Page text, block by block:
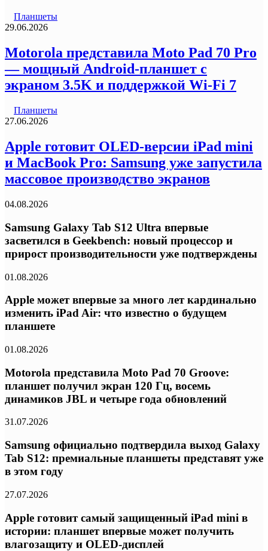
Планшеты
29.06.2026
Motorola представила Moto Pad 70 Pro
— мощный Android-планшет с
экраном 3.5K и поддержкой Wi-Fi 7
Планшеты
27.06.2026
Apple готовит OLED-версии iPad mini
и MacBook Pro: Samsung уже запустила
массовое производство экранов
04.08.2026
Samsung Galaxy Tab S12 Ultra впервые
засветился в Geekbench: новый процессор и
прирост производительности уже подтверждены
01.08.2026
Apple может впервые за много лет кардинально
изменить iPad Air: что известно о будущем
планшете
01.08.2026
Motorola представила Moto Pad 70 Groove:
планшет получил экран 120 Гц, восемь
динамиков JBL и четыре года обновлений
31.07.2026
Samsung официально подтвердила выход Galaxy
Tab S12: премиальные планшеты представят уже
в этом году
27.07.2026
Apple готовит самый защищенный iPad mini в
истории: планшет впервые может получить
влагозащиту и OLED-дисплей